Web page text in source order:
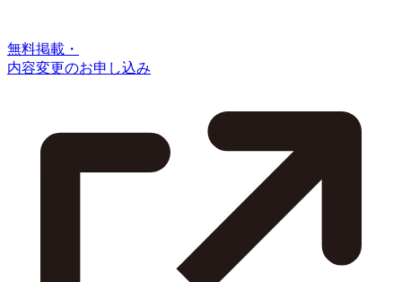
無料掲載・
内容変更のお申し込み